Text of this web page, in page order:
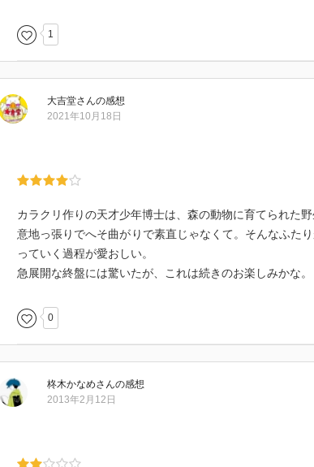
1
大吉堂さんの感想
2021年10月18日
カラクリ作りの天才少年博士は、森の動物に育てられた
意地っ張りでへそ曲がりで素直じゃなくて。そんなふた
っていく過程が愛おしい。
急展開な終盤には驚いたが、これは続きのお楽しみかな。
0
柊木かなめさんの感想
2013年2月12日